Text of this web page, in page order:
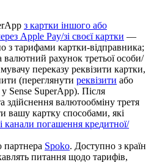
з картки іншого або
ерез Apple Pay/зі своєї картки —
о з тарифами картки-відправника;
валютний рахунок третьої особи/
мувачу переказу реквізити картки,
ити (переглянути реквізити або
у Sense SuperApp). Після
а здійснення валютообміну третя
и вашу картку способами, які
і канали погашення кредитної/
партнера Spoko. Доступно з країн
авлять питання щодо тарифів,